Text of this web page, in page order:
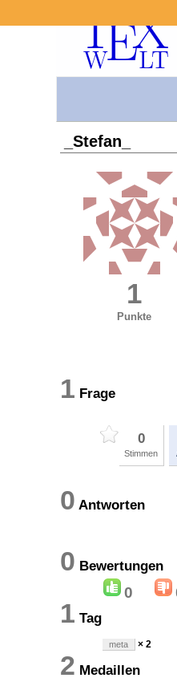
_Stefan_
1
Punkte
1
0
Stimmen
0
0
0
1 Tag
meta × 2
2